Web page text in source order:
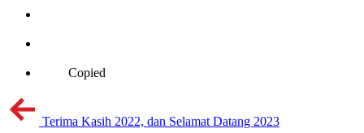
Copied
Terima Kasih 2022, dan Selamat Datang 2023